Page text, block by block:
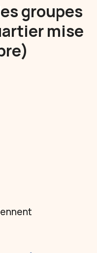
groupes
mise